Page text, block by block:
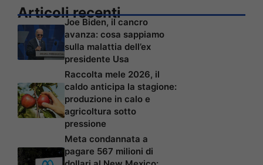
Articoli recenti
Joe Biden, il cancro
avanza: cosa sappiamo
sulla malattia dell’ex
presidente Usa
Raccolta mele 2026, il
caldo anticipa la stagione:
produzione in calo e
agricoltura sotto
pressione
Meta condannata a
pagare 567 milioni di